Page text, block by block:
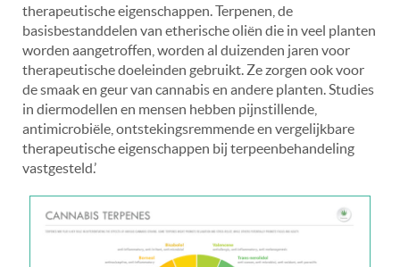
therapeutische eigenschappen. Terpenen, de
basisbestanddelen van etherische oliën die in veel planten
worden aangetroffen, worden al duizenden jaren voor
therapeutische doeleinden gebruikt. Ze zorgen ook voor
de smaak en geur van cannabis en andere planten. Studies
in diermodellen en mensen hebben pijnstillende,
antimicrobiële, ontstekingsremmende en vergelijkbare
therapeutische eigenschappen bij terpeenbehandeling
vastgesteld.’